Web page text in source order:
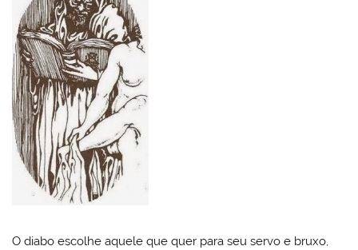
O diabo escolhe aquele que quer para seu servo e bruxo,